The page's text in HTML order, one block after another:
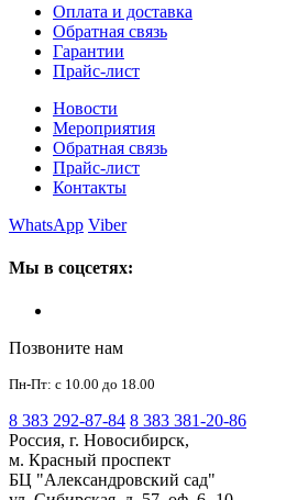
Оплата и доставка
Обратная связь
Гарантии
Прайс-лист
Новости
Мероприятия
Обратная связь
Прайс-лист
Контакты
WhatsApp Viber
Мы в соцсетях:
Позвоните нам
Пн-Пт: с 10.00 до 18.00
8 383 292-87-84 8 383 381-20-86
Россия, г. Новосибирск,
м. Красный проспект
БЦ "Александровский сад"